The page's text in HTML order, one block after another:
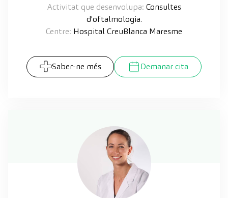
Activitat que desenvolupa: Consultes
d'oftalmologia.
Centre: Hospital CreuBlanca Maresme
Saber-ne més Demanar cita